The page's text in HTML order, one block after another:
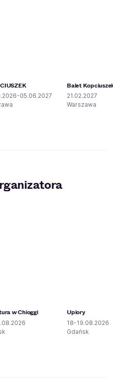
05.06.2027
Balet
21.02.2027
Warszawa
w Chioggi Upiory
18-19.08.2026
Gdańsk